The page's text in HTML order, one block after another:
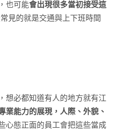
，也可能會出現很多當初接受這
常見的就是交通與上下班時間
想必都知道有人的地方就有江
業能力的展現，人際、外貌、
心態正面的員工會把這些當成